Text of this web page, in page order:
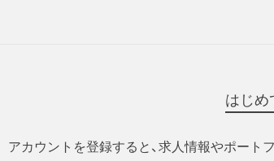
はじ
アカウントを登録すると、求人情報やポート